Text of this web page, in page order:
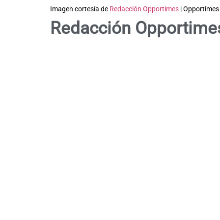
Imagen cortesía de Redacción Opportimes | Opportimes
Redacción